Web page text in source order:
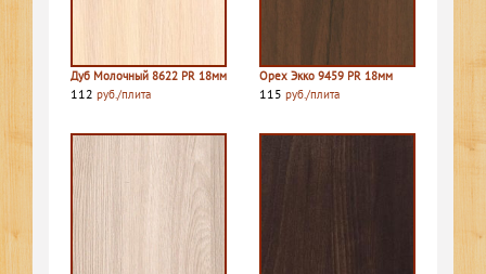
Дуб Молочный 8622 PR 18мм
112 руб./плита
Орех Экко 9459 PR 18мм
115 руб./плита